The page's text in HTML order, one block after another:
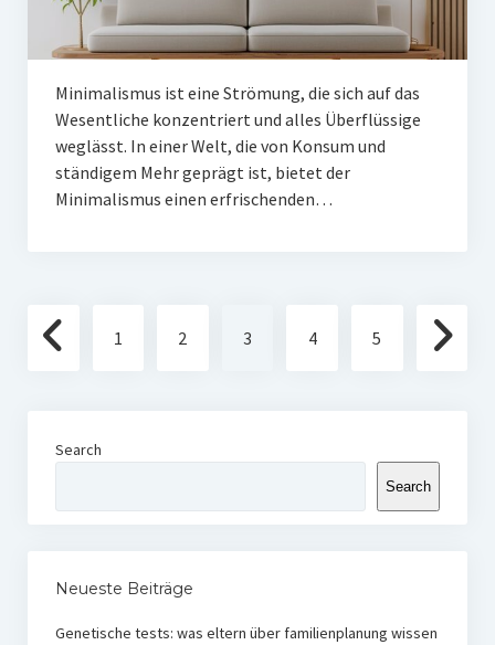
Minimalismus ist eine Strömung, die sich auf das
Wesentliche konzentriert und alles Überflüssige
weglässt. In einer Welt, die von Konsum und
ständigem Mehr geprägt ist, bietet der
Minimalismus einen erfrischenden…
Posts
pagination1 2 3 4 5
Search
Search
Neueste Beiträge
Genetische tests: was eltern über familienplanung wissen